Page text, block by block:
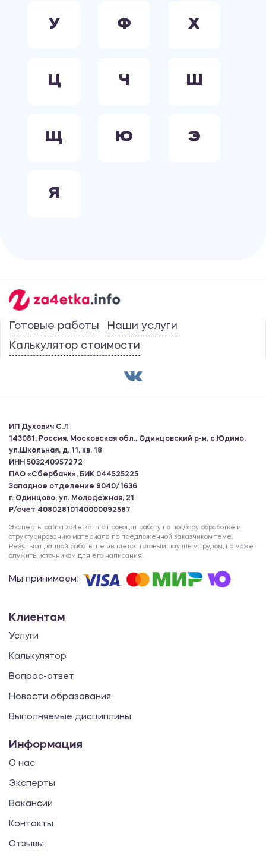
У Ф Х
Ц Ч Ш
Щ Ю Э
Я
Готовые работы
Наши услуги
Калькулятор стоимости
ИП Духович С.Л
143081, Россия, Московская обл., Одинцовский р-н, с.Юдино,
ул.Школьная, д. 11, кв. 18
ИНН 503240957272
ПАО «Сбербанк», БИК 044525225
Западное отделение 9040/1636
г. Одинцово, ул. Молодежная, 21
Р/счет 40802810140000092587
Эксперты сайта za4etka.info проводят работу по подбору, обработке и
структурированию материала по предложенной заказчиком теме.
Результат данной работы не является готовым научным трудом, но может
служить источником для его написания.
Мы принимаем:
Клиентам
Услуги
Калькулятор
Вопрос-ответ
Новости образования
Выполняемые дисциплины
Информация
О нас
Эксперты
Вакансии
Контакты
Отзывы